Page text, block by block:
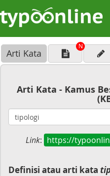
Arti Kata
N
Arti Kata - Kamus
Link: https://
Definisi atau arti kata